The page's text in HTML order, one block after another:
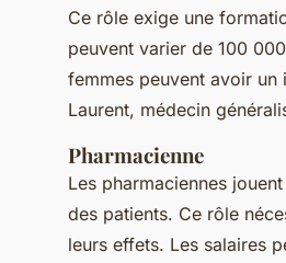
Ce rôle exige une
peuvent varier de 100
femmes peuvent avoir
Laurent, médecin
Pharmacienne
Les pharmaciennes
des patients. Ce rôle
leurs effets. Les salaires